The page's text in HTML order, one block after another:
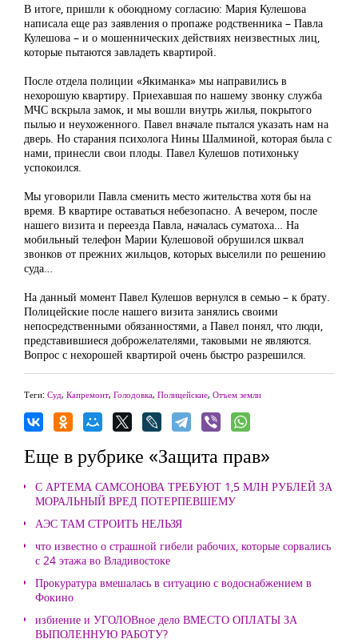
В итоге, пришли к обоюдному согласию: Мария Кулешова
написала еще раз заявления о пропаже родственника – Павла
Кулешова – и о мошеннических действиях неизвестных лиц,
которые пытаются завладеть квартирой.
После отдела полиции «Якиманка» мы направились в
нехорошую квартиру. Приехавшая по нашему звонку служба
МЧС вскрыла замок, и мы вошли внутрь жилья, покрытого
пылью и неухоженного. Павел вначале пытался указать нам на
дверь. Но старания психолога Нины Шалминой, которая была с
нами, принесли свои плоды. Павел Кулешов потихоньку
успокоился.
Мы уговорили Павла сменить место жительства хотя бы на
время. В квартире оставаться небезопасно. А вечером, после
нашего визита и переезда Павла, началась суматоха… На
мобильный телефон Марии Кулешовой обрушился шквал
звонков от прежних жильцов, которых выселили по решению
суда…
На данный момент Павел Кулешов вернулся в семью – к брату.
Полицейские после нашего визита занялись своими
непосредственными обязанностями, а Павел понял, что люди,
представившиеся доброжелателями, таковыми не являются.
Вопрос с нехорошей квартирой очень быстро разрешился.
Теги: Суд, Капремонт, Голодовка, Полицейские, Отъем земли
Еще в рубрике «Защита прав»
С АРТЕМА САМСОНОВА ТРЕБУЮТ 1,5 МЛН РУБЛЕЙ ЗА
МОРАЛЬНЫЙ ВРЕД ПОТЕРПЕВШЕМУ
АЭС ТАМ СТРОИТЬ НЕЛЬЗЯ
что известно о страшной гибели рабочих, которые сорвались
с 24 этажа во Владивостоке
Прокуратура вмешалась в ситуацию с водоснабжением в
Фокино
избиение и УГОЛОВное дело ВМЕСТО ОПЛАТЫ ЗА
ВЫПОЛЕННУЮ РАБОТУ?